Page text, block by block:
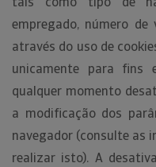
empregado, número de
através do uso de
unicamente para fins
qualquer momento
a modificação dos
navegador (consulte as
realizar isto). A